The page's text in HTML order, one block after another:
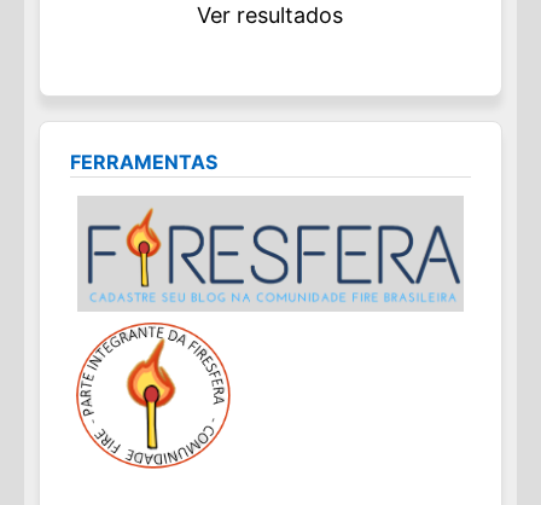
Ver resultados
FERRAMENTAS